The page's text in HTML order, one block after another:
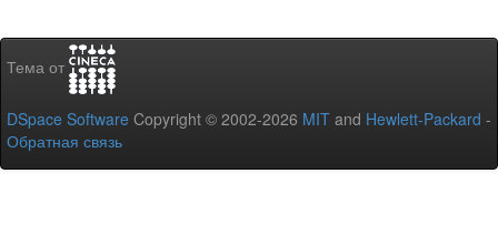
Тема от
DSpace Software Copyright © 2002-2026 MIT and Hewlett-Packard -
Обратная связь